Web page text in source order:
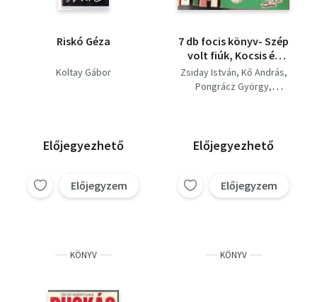
Riskó Géza
Koltay Gábor
Előjegyezhető
Előjegyzem
7 db focis könyv- Szép
volt fiúk, Kocsis és
Czibor, Labdarugás
alulnézetben, Puha
Zsiday István Kő András
Pongrácz György
Előjegyezhető
Előjegyzem
KÖNYV KÖNYV